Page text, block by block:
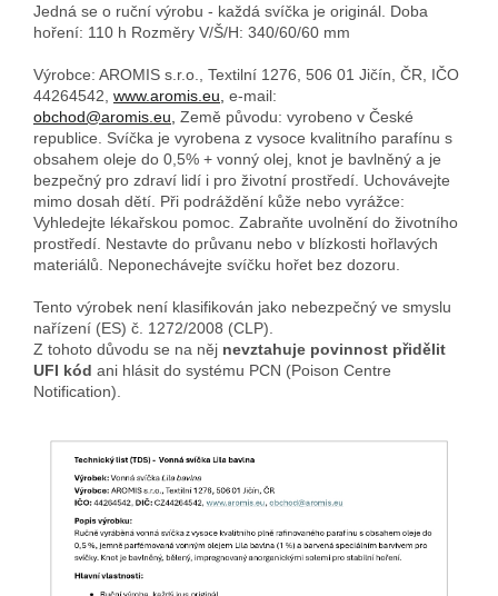
Jedná se o ruční výrobu - každá svíčka je originál. Doba
hoření: 110 h Rozměry V/Š/H: 340/60/60 mm
Výrobce: AROMIS s.r.o., Textilní 1276, 506 01 Jičín, ČR, IČO
44264542, www.aromis.eu, e-mail:
obchod@aromis.eu, Země původu: vyrobeno v České
republice. Svíčka je vyrobena z vysoce kvalitního parafínu s
obsahem oleje do 0,5% + vonný olej, knot je bavlněný a je
bezpečný pro zdraví lidí i pro životní prostředí. Uchovávejte
mimo dosah dětí. Při podráždění kůže nebo vyrážce:
Vyhledejte lékařskou pomoc. Zabraňte uvolnění do životního
prostředí. Nestavte do průvanu nebo v blízkosti hořlavých
materiálů. Neponechávejte svíčku hořet bez dozoru.
Tento výrobek není klasifikován jako nebezpečný ve smyslu
nařízení (ES) č. 1272/2008 (CLP).
Z tohoto důvodu se na něj nevztahuje povinnost přidělit
UFI kód ani hlásit do systému PCN (Poison Centre
Notification).